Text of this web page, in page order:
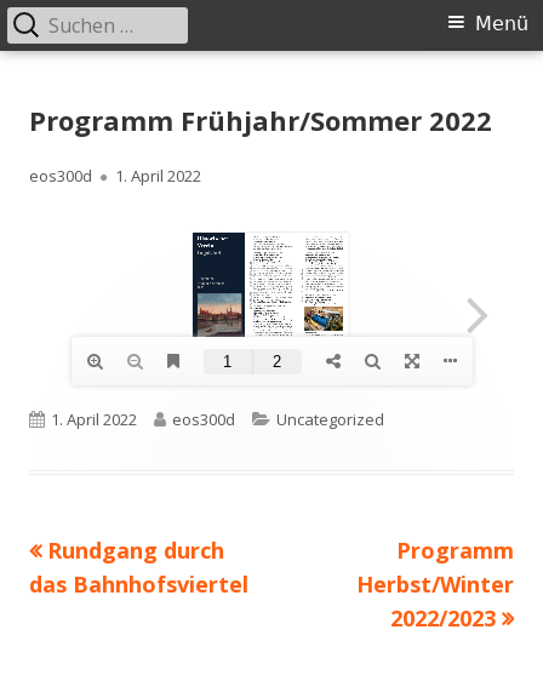
zum
Primäres
Menü
Suchen
nach:
Programm Frühjahr/Sommer 2022
Autor
eos300d
Veröffentlicht
1. April 2022
Veröffentlicht
1. April 2022 Autor
eos300d Kategorien
Uncategorized
Beitragsnavigation
Vorheriger
Beitrag:
Rundgang durch
das Bahnhofsviertel
Nächster
Beitrag
Programm
Herbst/Winter
2022/2023